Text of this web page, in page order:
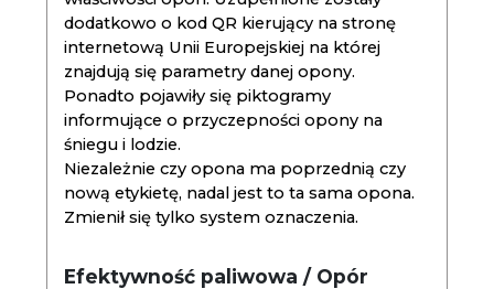
dodatkowo o kod QR kierujący na stronę
internetową Unii Europejskiej na której
znajdują się parametry danej opony.
Ponadto pojawiły się piktogramy
informujące o przyczepności opony na
śniegu i lodzie.
Niezależnie czy opona ma poprzednią czy
nową etykietę, nadal jest to ta sama opona.
Zmienił się tylko system oznaczenia.
Efektywność paliwowa / Opór